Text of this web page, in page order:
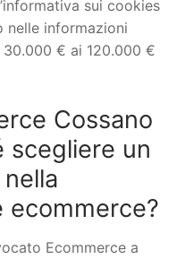
sui cookies
nelle informazioni
€ ai 120.000 €
Cossano
scegliere un
ecommerce?
Ecommerce a